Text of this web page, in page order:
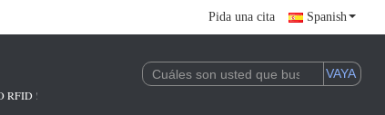
Pida una cita Spanish
!